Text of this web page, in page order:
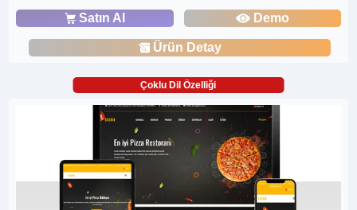
Satın Al Demo
Ürün Detay
Çoklu Dil Özelliği